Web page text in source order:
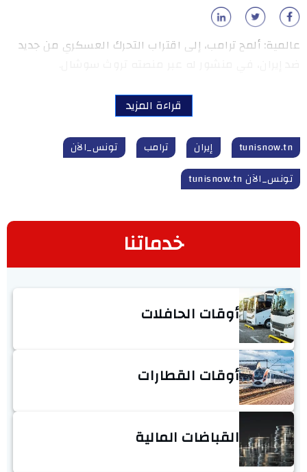
عالمية: ألمح ترامب، إلى اقتراب التحرك العسكري من جديد
قراءة المزيد
tunisnow.tn إيران ترامب
تونس_الآن
تونس_الآن tunisnow.tn
خدماتنا
أوقات الحافلات
أوقات القطارات
القباضات المالية